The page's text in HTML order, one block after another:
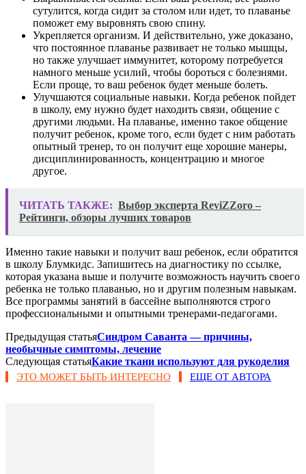
сутулится, когда сидит за столом или идет, то плаванье
поможет ему выровнять свою спину.
Укрепляется организм. И действительно, уже доказано,
что постоянное плаванье развивает не только мышцы,
но также улучшает иммунитет, которому потребуется
намного меньше усилий, чтобы бороться с болезнями.
Если проще, то ваш ребенок будет меньше болеть.
Улучшаются социальные навыки. Когда ребенок пойдет
в школу, ему нужно будет находить связи, общение с
другими людьми. На плаванье, именно такое общение
получит ребенок, кроме того, если будет с ним работать
опытный тренер, то он получит еще хорошие манеры,
дисциплинированность, концентрацию и многое
другое.
ЧИТАТЬ ТАКЖЕ: Выбор эксперта ReviZZoro –
Рейтинги, обзоры лучших товаров
Именно такие навыки и получит ваш ребенок, если обратится
в школу Блумкидс. Запишитесь на диагностику по ссылке,
которая указана выше и получите возможность научить своего
ребенка не только плаванью, но и другим полезным навыкам.
Все программы занятий в бассейне выполняются строго
профессиональными и опытными тренерами-педагогами.
Предыдущая статьяСиндром Саванта — причины,
необычные симптомы, лечение
Следующая статьяКакие ткани используют для рукоделия
ЭТО МОЖЕТ БЫТЬ ИНТЕРЕСНО ЕЩЕ ОТ АВТОРА